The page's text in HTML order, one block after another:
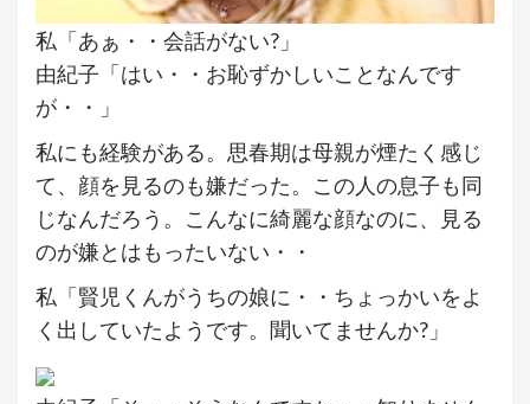
私「あぁ・・会話がない?」
由紀子「はい・・お恥ずかしいことなんです
が・・」
私にも経験がある。思春期は母親が煙たく感じ
て、顔を見るのも嫌だった。この人の息子も同
じなんだろう。こんなに綺麗な顔なのに、見る
のが嫌とはもったいない・・
私「賢児くんがうちの娘に・・ちょっかいをよ
く出していたようです。聞いてませんか?」